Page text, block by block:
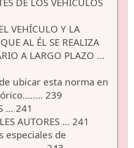
VEHÍCULO Y LA
AL ÉL SE REALIZA
A LARGO PLAZO ...
ubicar esta norma en
239
... 241
AUTORES ... 241
especiales de